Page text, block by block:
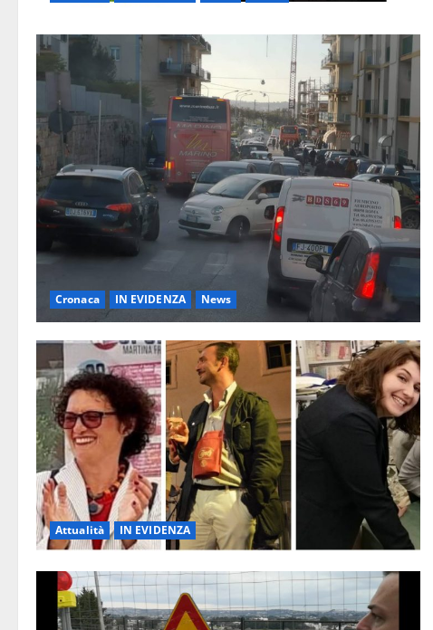
Cronaca IN EVIDENZA News
Attualità IN EVIDENZA